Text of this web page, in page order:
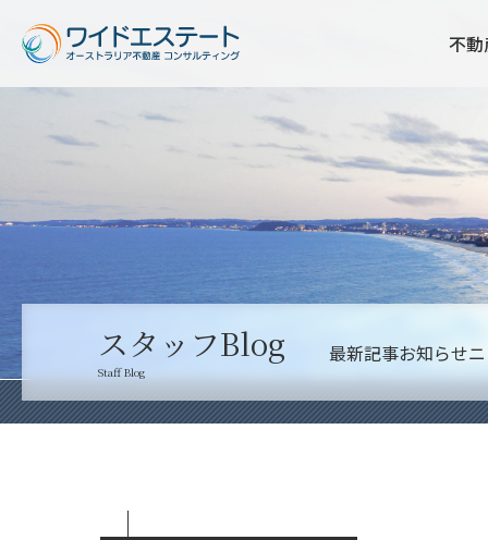
不
スタッフBlog
Staff Blog
最新記事お知らせ